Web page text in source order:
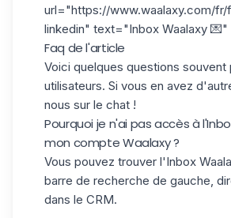
url="https://www.waalaxy.com/
linkedin" text="Inbox Waalaxy 💌"
Faq de l'article
Voici quelques questions souvent
utilisateurs. Si vous en avez
nous sur le chat !
Pourquoi je n'ai pas accès à
mon compte Waalaxy ?
Vous pouvez trouver l'Inbox
barre de recherche de gauche,
dans le CRM.